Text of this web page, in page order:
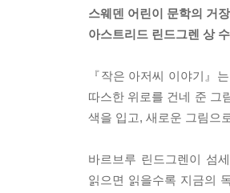
스웨덴 어린이 문학의 거
아스트리드 린드그렌 상
『작은 아저씨 이야기』
따스한 위로를 건네 준 그
색을 입고, 새로운 그림으
바르브루 린드그렌이 섬
읽으면 읽을수록 지금의